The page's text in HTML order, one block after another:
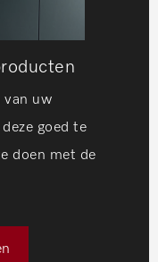
van uw
goed te
doen met de